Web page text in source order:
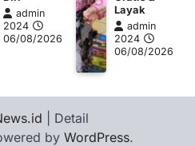
admin
2024
06/08/2026
Layak
admin
2024
06/08/2026
| Detail
by WordPress.